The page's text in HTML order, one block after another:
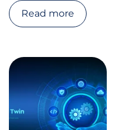
Read more